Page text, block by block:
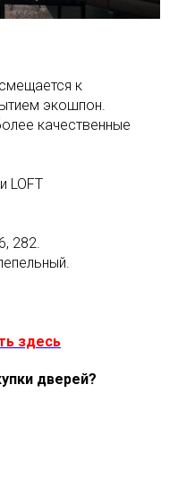
к
экошпон.
качественные
LOFT
282.
здесь
дверей?